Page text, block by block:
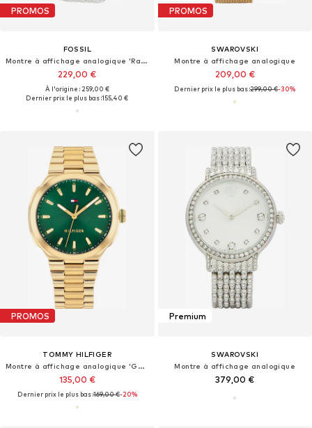
PROMOS
FOSSIL
Montre à affichage analogique 'Raquel'
229,00 €
À l'origine : 259,00 €
Dernier prix le plus bas :155,40 €
PROMOS
SWAROVSKI
Montre à affichage analogique
209,00 €
Dernier prix le plus bas :299,00 €-30%
PROMOS
TOMMY HILFIGER
Montre à affichage analogique 'GEORGIA'
135,00 €
Dernier prix le plus bas :169,00 €-20%
Premium
SWAROVSKI
Montre à affichage analogique
379,00 €